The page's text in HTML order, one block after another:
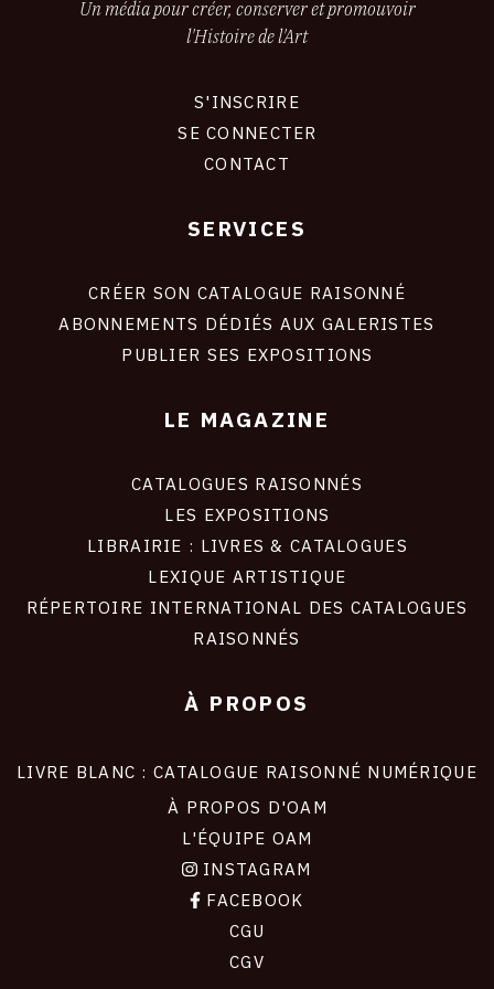
Un média pour créer, conserver et promouvoir
l'Histoire de l'Art
S'INSCRIRE
SE CONNECTER
CONTACT
SERVICES
CRÉER SON CATALOGUE RAISONNÉ
ABONNEMENTS DÉDIÉS AUX GALERISTES
PUBLIER SES EXPOSITIONS
LE MAGAZINE
CATALOGUES RAISONNÉS
LES EXPOSITIONS
LIBRAIRIE : LIVRES & CATALOGUES
LEXIQUE ARTISTIQUE
RÉPERTOIRE INTERNATIONAL DES CATALOGUES
RAISONNÉS
À PROPOS
LIVRE BLANC : CATALOGUE RAISONNÉ NUMÉRIQUE
À PROPOS D'OAM
L'ÉQUIPE OAM
INSTAGRAM
FACEBOOK
CGU
CGV